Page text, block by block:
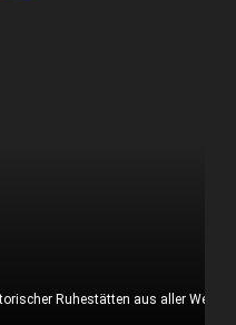
Ruhestätten aus aller Welt